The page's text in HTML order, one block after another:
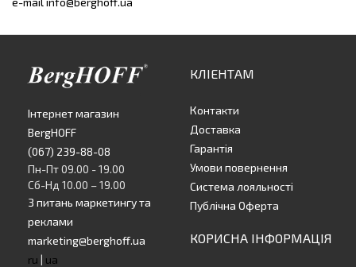
Інтернет магазин
BergHOFF
(067) 239-88-08
Пн-Пт 09.00 - 19.00
Сб-Нд 10.00 – 19.00
З питань маркетингу та
реклами
marketing@berghoff.ua
ru | ua
КЛІЕНТАМ
Контакти
Доставка
Гарантія
Умови повернення
Система лояльності
Публічна Оферта
КОРИСНА ІНФОРМАЦІЯ